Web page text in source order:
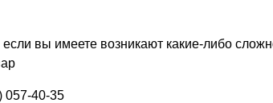
вы имеете возникают какие-либо
057-40-35